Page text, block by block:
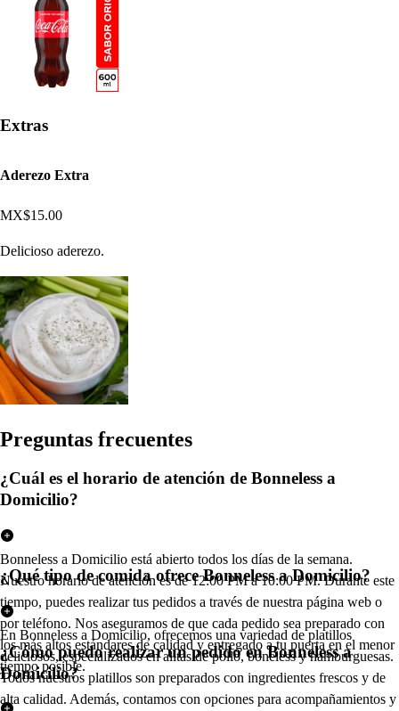
Extras
Aderezo Extra
MX$15.00
Delicioso aderezo.
Preguntas frecuentes
¿Cuál es el horario de atención de Bonneless a
Domicilio?
Bonneless a Domicilio está abierto todos los días de la semana.
Nuestro horario de atención es de 12:00 PM a 10:00 PM. Durante este
tiempo, puedes realizar tus pedidos a través de nuestra página web o
por teléfono. Nos aseguramos de que cada pedido sea preparado con
los más altos estándares de calidad y entregado a tu puerta en el menor
tiempo posible.
¿Qué tipo de comida ofrece Bonneless a Domicilio?
En Bonneless a Domicilio, ofrecemos una variedad de platillos
deliciosos, especializados en alitas de pollo, boneless y hamburguesas.
Todos nuestros platillos son preparados con ingredientes frescos y de
alta calidad. Además, contamos con opciones para acompañamientos y
¿Cómo puedo realizar un pedido en Bonneless a
Domicilio?